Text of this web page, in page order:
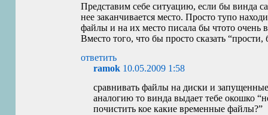
Представим себе ситуацию, если бы винда
нее заканчивается место. Просто тупо
файлы и на их место писала бы чтото
Вместо того, что бы просто сказать “прости,
ответить
ramok 10.05.2009 1:58
сравнивать файлы на диски и
аналогию то винда выдает тебе окошко
почистить кое какие временные файлы?”